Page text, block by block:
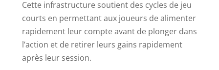
Cette infrastructure soutient des cycles de jeu
courts en permettant aux joueurs de alimenter
rapidement leur compte avant de plonger dans
l’action et de retirer leurs gains rapidement
après leur session.